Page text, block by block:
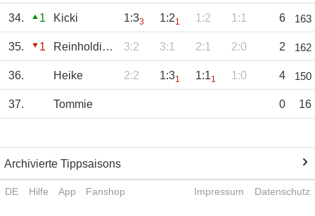
34. 1 Kicki 1:33 1:21 1:2 1:1 6 163
35. 1 Reinholdinho 3:2 3:1 2:1 2:0 2 162
36. Heike 2:2 1:31 1:11 1:0 4 150
37. Tommie 0 16
Archivierte Tippsaisons
DE Hilfe App Fanshop Impressum Datenschutz